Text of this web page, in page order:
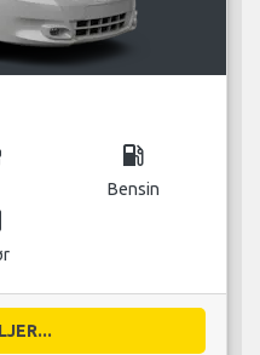
local_gas_station
Bensin